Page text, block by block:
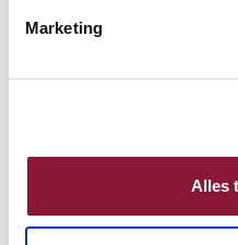
Marketing
Alles
Mrs. V.F.,06-07-2018
18-04-
Sehr gutes Produkt,